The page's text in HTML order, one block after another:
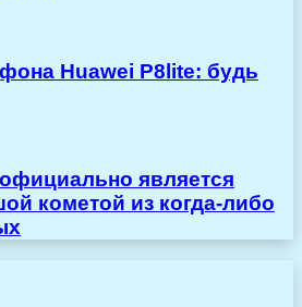
Huawei P8lite: будь
является
кометой из когда-либо